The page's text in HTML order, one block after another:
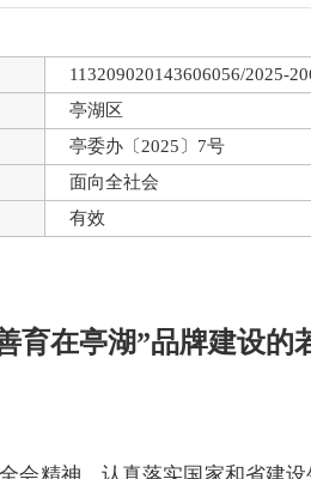
113209020143606056/2025-
亭湖区
亭委办〔2025〕7号
面向全社会
有效
育在亭湖”品牌建设的